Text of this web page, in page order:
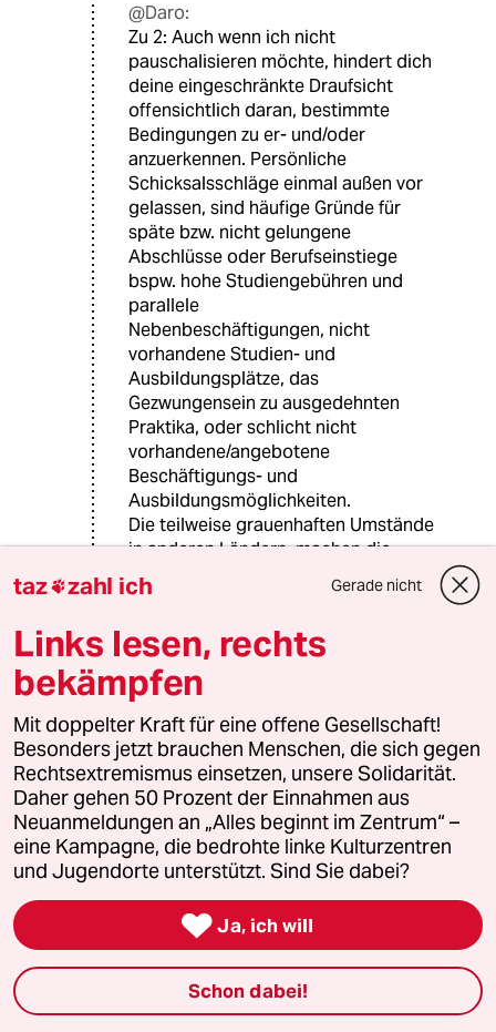
@Daro:
Zu 2: Auch wenn ich nicht
pauschalisieren möchte, hindert dich
deine eingeschränkte Draufsicht
offensichtlich daran, bestimmte
Bedingungen zu er- und/oder
anzuerkennen. Persönliche
Schicksalsschläge einmal außen vor
gelassen, sind häufige Gründe für
späte bzw. nicht gelungene
Abschlüsse oder Berufseinstiege
bspw. hohe Studiengebühren und
parallele
Nebenbeschäftigungen, nicht
vorhandene Studien- und
Ausbildungsplätze, das
Gezwungensein zu ausgedehnten
Praktika, oder schlicht nicht
vorhandene/angebotene
Beschäftigungs- und
Ausbildungsmöglichkeiten.
Die teilweise grauenhaften Umstände
in anderen Ländern, machen die
schlechten Bedingungen hierzulande
nicht besser, und sind auch keine
menschenverachtende Einstellungen,
wie z.B. Pauschalvorwürfe und
Vorurteile gegenüber einer
bestimmten Bevölkerungsgruppe, da
helfen dann auch keine auserlesenen
Alibi-Beziehungen mit Menschen, die
vielleicht ähnlich abstruse Ansichten
haben, trotzdem Sie dieser Gruppe
angehören.
21.08.2013,20:19 Uhr
@Daro:
u 1: Wenn Du deine Unlust, dich mit
taz zahl ich Gerade nicht
Links lesen, rechts
bekämpfen
Mit doppelter Kraft für eine offene Gesellschaft!
Besonders jetzt brauchen Menschen, die sich gegen
Rechtsextremismus einsetzen, unsere Solidarität.
Daher gehen 50 Prozent der Einnahmen aus
Neuanmeldungen an „Alles beginnt im Zentrum“ –
eine Kampagne, die bedrohte linke Kulturzentren
und Jugendorte unterstützt. Sind Sie dabei?
 Ja, ich will
Schon dabei!